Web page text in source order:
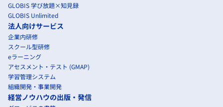
GLOBIS 学び放題×知見録
GLOBIS Unlimited
法人向けサービス
企業内研修
スクール型研修
eラーニング
アセスメント・テスト (GMAP)
学習管理システム
組織開発・事業開発
経営ノウハウの出版・発信